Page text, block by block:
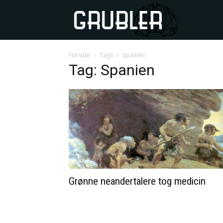
Forside Tags Spanien
Tag: Spanien
Grønne neandertalere tog medicin